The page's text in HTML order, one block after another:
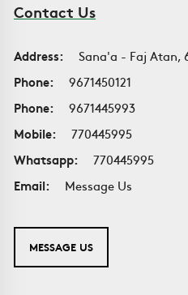
Contact Us
Address:
Sana'a - Faj Atan,
Phone:
9671450121
Phone:
9671445993
Mobile:
770445995
Whatsapp:
770445995
Email:
Message Us
MESSAGE US